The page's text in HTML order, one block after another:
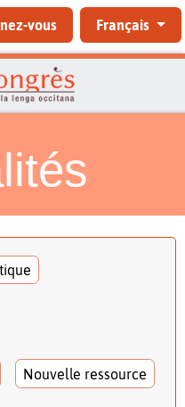
vous Français
Nouvelle ressource